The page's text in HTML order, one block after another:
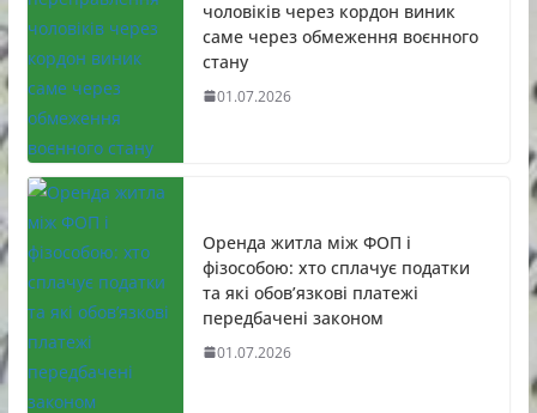
чоловіків через кордон виник
саме через обмеження воєнного
стану
01.07.2026
Оренда житла між ФОП і
фізособою: хто сплачує податки
та які обов’язкові платежі
передбачені законом
01.07.2026